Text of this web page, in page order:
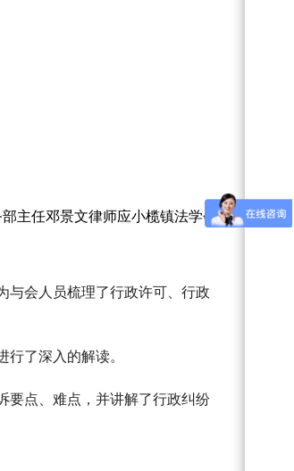
主任邓景文律师应小榄镇法学会
与会人员梳理了行政许可、行政
了深入的解读。
要点、难点，并讲解了行政纠纷